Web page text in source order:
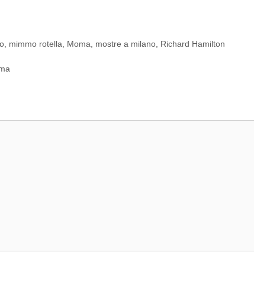
, mimmo rotella, Moma, mostre a milano, Richard Hamilton